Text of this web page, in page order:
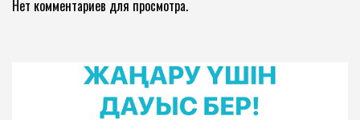
Нет комментариев для просмотра.